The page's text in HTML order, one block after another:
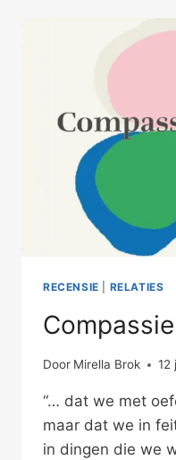
RECENSIE RELATIES
Door Mirella Brok 12
“… dat we met
maar dat we in
in dingen die we